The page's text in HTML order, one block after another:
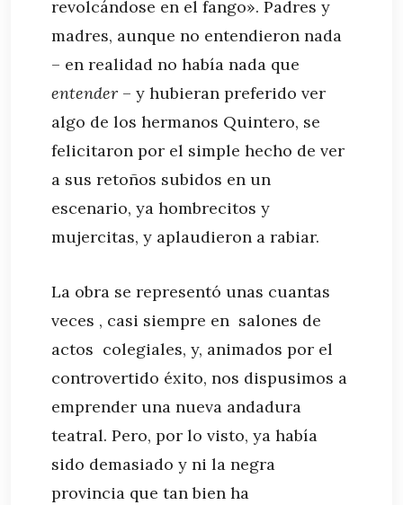
revolcándose en el fango». Padres y
madres, aunque no entendieron nada
– en realidad no había nada que
entender – y hubieran preferido ver
algo de los hermanos Quintero, se
felicitaron por el simple hecho de ver
a sus retoños subidos en un
escenario, ya hombrecitos y
mujercitas, y aplaudieron a rabiar.
La obra se representó unas cuantas
veces , casi siempre en salones de
actos colegiales, y, animados por el
controvertido éxito, nos dispusimos a
emprender una nueva andadura
teatral. Pero, por lo visto, ya había
sido demasiado y ni la negra
provincia que tan bien ha